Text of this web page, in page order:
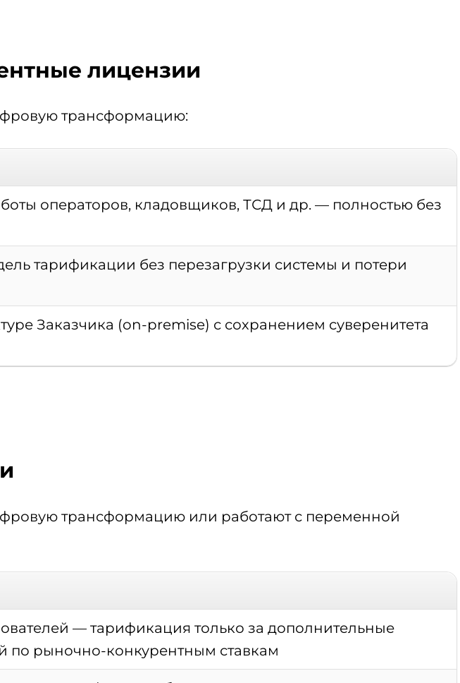
лицензии
трансформацию:
операторов, кладовщиков, ТСД и др. — полностью без
тарификации без перезагрузки системы и потери
Заказчика (on-premise) с сохранением суверенитета
трансформацию или работают с переменной
— тарификация только за дополнительные
по рыночно-конкурентным ставкам